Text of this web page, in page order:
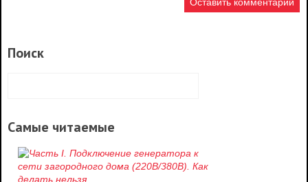
Поиск
Самые читаемые